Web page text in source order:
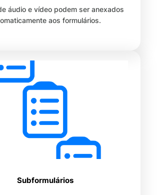
áudio e vídeo podem ser anexados
aos formulários.
Subformulários